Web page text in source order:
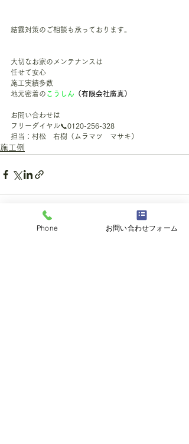
結露対策のご相談も承っております。
大切なお家のメンテナンスは
任せて安心
施工実績多数
地元密着の こうしん （有限会社廣真）
お問い合わせは
フリーダイヤル📞0120-256-328
担当：村松　右樹（ムラマツ　マサキ）
施工例
Phone お問い合わせフォーム